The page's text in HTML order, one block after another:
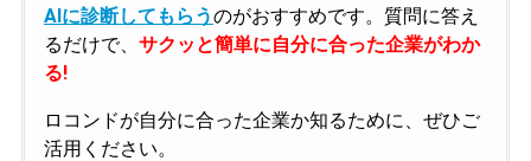
AIに診断してもらうのがおすすめです。質問に答え
るだけで、 サクッと簡単に自分に合った企業がわか
る!
ロコンドが自分に合った企業か知るために、ぜひご
活用ください。